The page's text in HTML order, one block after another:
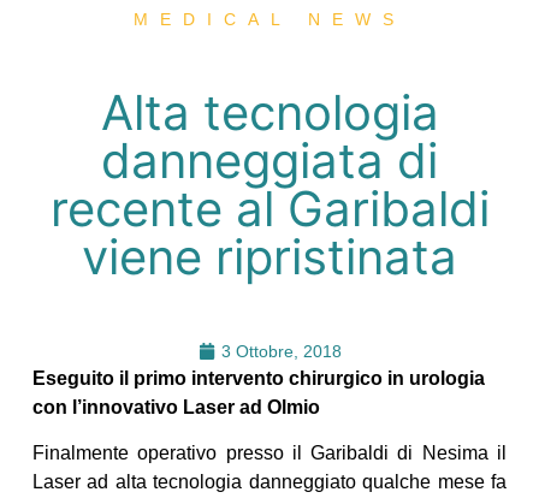
MEDICAL NEWS
Alta tecnologia
danneggiata di
recente al Garibaldi
viene ripristinata
3 Ottobre, 2018
Eseguito il primo intervento chirurgico in urologia
con l’innovativo Laser ad Olmio
Finalmente operativo presso il Garibaldi di Nesima il
Laser ad alta tecnologia danneggiato qualche mese fa